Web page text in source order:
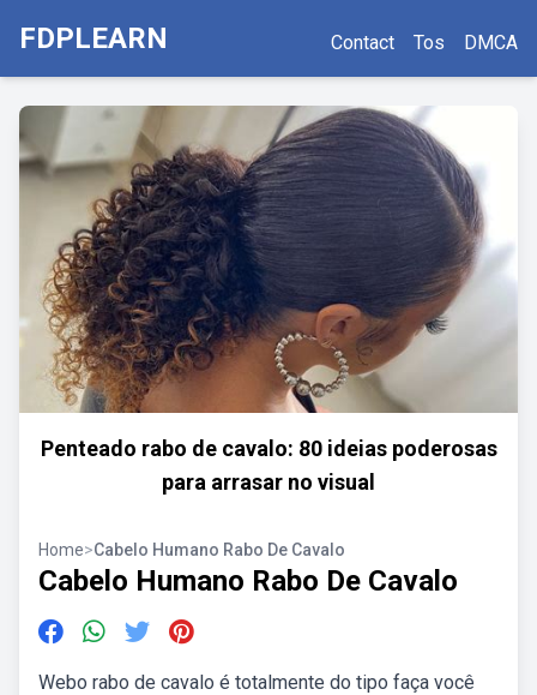
FDPLEARN Contact Tos DMCA
Penteado rabo de cavalo: 80 ideias poderosas
para arrasar no visual
Home>Cabelo Humano Rabo De Cavalo
Cabelo Humano Rabo De Cavalo
Webo rabo de cavalo é totalmente do tipo faça você